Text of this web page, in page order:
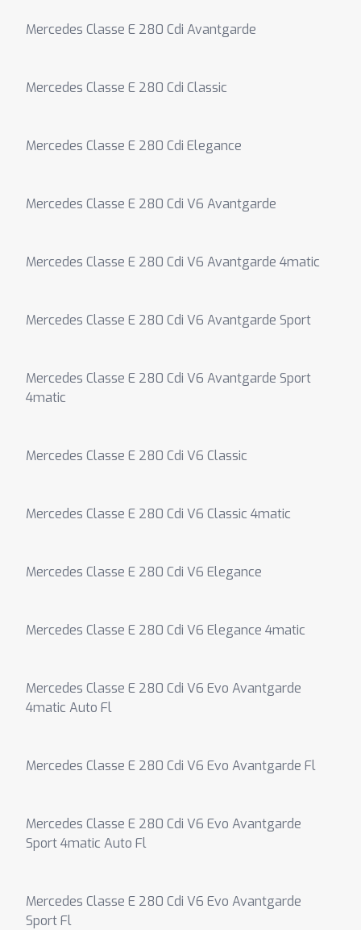
Mercedes Classe E 280 Cdi Avantgarde
Mercedes Classe E 280 Cdi Classic
Mercedes Classe E 280 Cdi Elegance
Mercedes Classe E 280 Cdi V6 Avantgarde
Mercedes Classe E 280 Cdi V6 Avantgarde 4matic
Mercedes Classe E 280 Cdi V6 Avantgarde Sport
Mercedes Classe E 280 Cdi V6 Avantgarde Sport
4matic
Mercedes Classe E 280 Cdi V6 Classic
Mercedes Classe E 280 Cdi V6 Classic 4matic
Mercedes Classe E 280 Cdi V6 Elegance
Mercedes Classe E 280 Cdi V6 Elegance 4matic
Mercedes Classe E 280 Cdi V6 Evo Avantgarde
4matic Auto Fl
Mercedes Classe E 280 Cdi V6 Evo Avantgarde Fl
Mercedes Classe E 280 Cdi V6 Evo Avantgarde
Sport 4matic Auto Fl
Mercedes Classe E 280 Cdi V6 Evo Avantgarde
Sport Fl